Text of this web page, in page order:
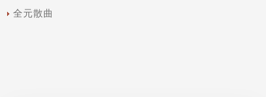
全元散曲